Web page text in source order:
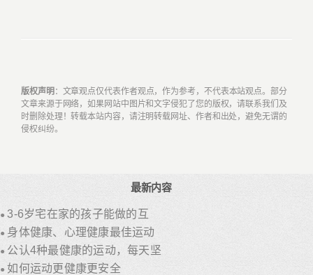
版权声明 ：文章观点仅代表作者观点，作为参考，不代表本站观点。部分
文章来源于网络，如果网站中图片和文字侵犯了您的版权，请联系我们及
时删除处理！转载本站内容，请注明转载网址、作者和出处，避免无谓的
侵权纠纷。
最新内容
●3-6岁宅在家的孩子能做的互
● 身体健康、心理健康最佳运动
● 公认4种最健康的运动，每天坚
● 如何运动更健康更安全